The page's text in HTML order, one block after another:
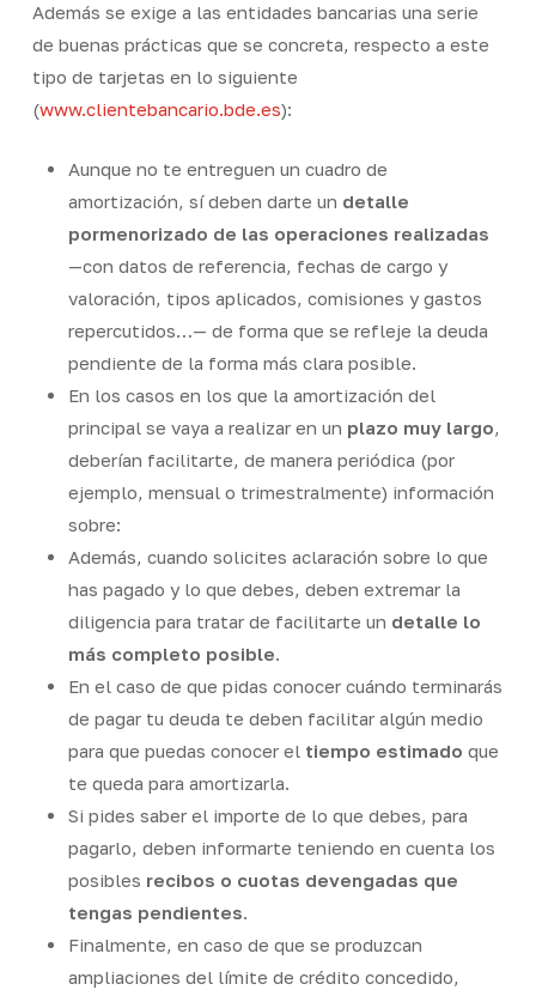
Además se exige a las entidades bancarias una serie
de buenas prácticas que se concreta, respecto a este
tipo de tarjetas en lo siguiente
(www.clientebancario.bde.es):
Aunque no te entreguen un cuadro de
amortización, sí deben darte un detalle
pormenorizado de las operaciones realizadas
—con datos de referencia, fechas de cargo y
valoración, tipos aplicados, comisiones y gastos
repercutidos…— de forma que se refleje la deuda
pendiente de la forma más clara posible.
En los casos en los que la amortización del
principal se vaya a realizar en un plazo muy largo
deberían facilitarte, de manera periódica (por
ejemplo, mensual o trimestralmente) información
sobre:
Además, cuando solicites aclaración sobre lo que
has pagado y lo que debes, deben extremar la
diligencia para tratar de facilitarte un detalle lo
más completo posible
En el caso de que pidas conocer cuándo terminarás
de pagar tu deuda te deben facilitar algún medio
para que puedas conocer el tiempo estimado que
te queda para amortizarla.
Si pides saber el importe de lo que debes, para
pagarlo, deben informarte teniendo en cuenta los
posibles recibos o cuotas devengadas que
tengas pendientes
Finalmente, en caso de que se produzcan
ampliaciones del límite de crédito concedido,